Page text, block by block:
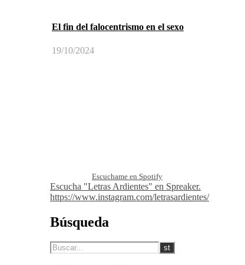
El fin del falocentrismo en el sexo
19/10/2024
Escuchame en Spotify
Escucha "Letras Ardientes" en Spreaker.
https://www.instagram.com/letrasardientes/
Búsqueda